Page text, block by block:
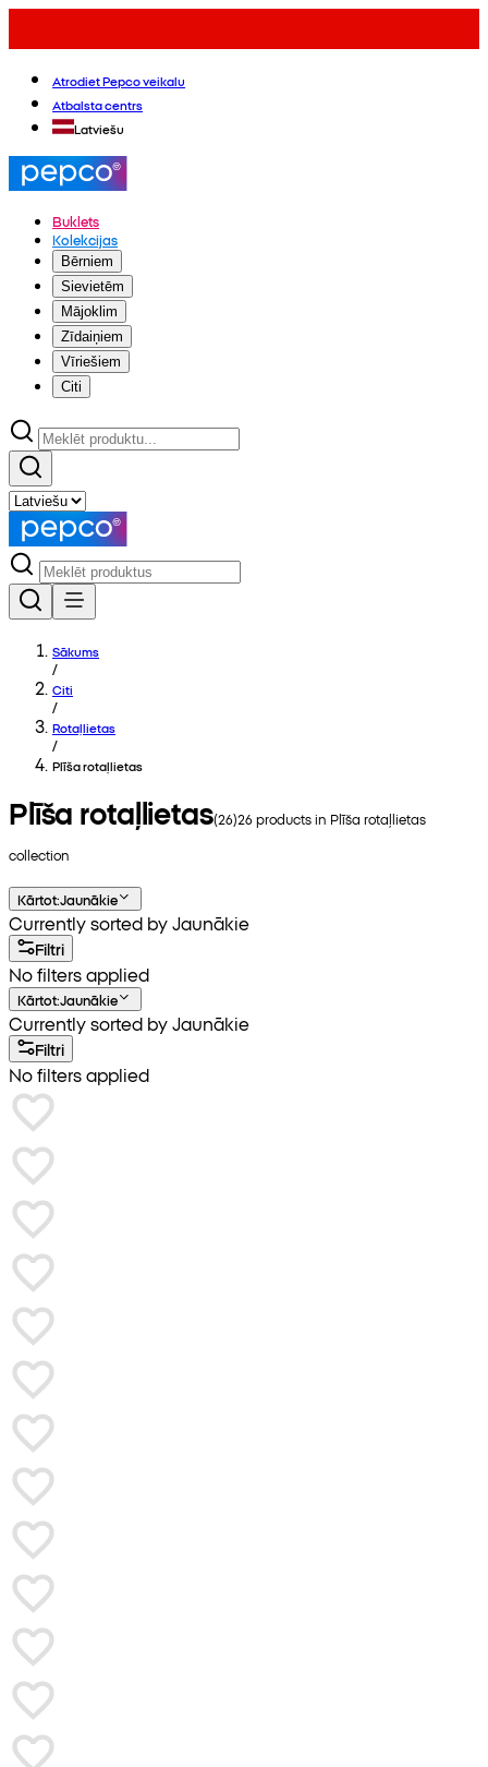
Atrodiet Pepco veikalu
Atbalsta centrs
Latviešu
Buklets
Kolekcijas
Bērniem
Sievietēm
Mājoklim
Zīdaiņiem
Vīriešiem
Citi
Sākums
/
Citi
/
Rotaļlietas
/
Plīša rotaļlietas
Plīša rotaļlietas(26)26 products in Plīša rotaļlietas
collection
Kārtot:Jaunākie
Currently sorted by Jaunākie
Filtri
No filters applied
Kārtot:Jaunākie
Currently sorted by Jaunākie
Filtri
No filters applied